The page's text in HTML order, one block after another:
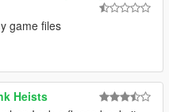
game files
Heists